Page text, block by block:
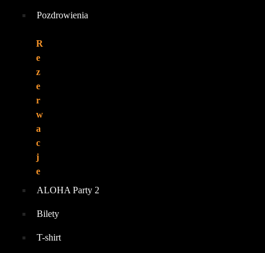
Pozdrowienia
R
e
z
e
r
w
a
c
j
e
ALOHA Party 2
Bilety
T-shirt